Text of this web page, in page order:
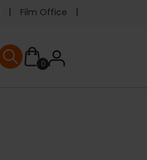
Film Office
0User
User menu